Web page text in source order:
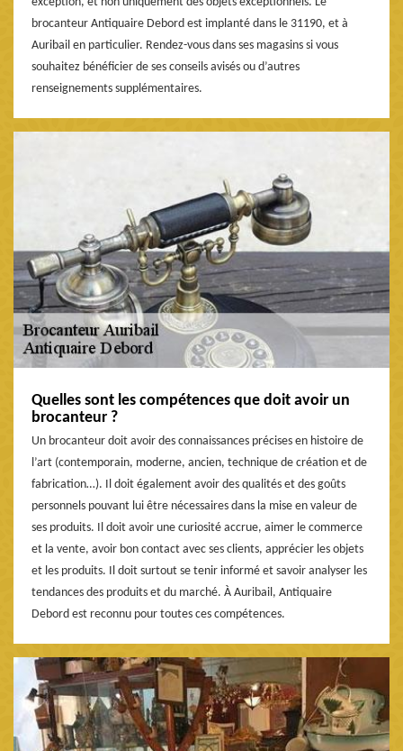
brocanteur Antiquaire Debord est implanté dans le 31190, et à
Auribail en particulier. Rendez-vous dans ses magasins si vous
souhaitez bénéficier de ses conseils avisés ou d’autres
renseignements supplémentaires.
Quelles sont les compétences que doit avoir un
brocanteur ?
Un brocanteur doit avoir des connaissances précises en histoire de
l’art (contemporain, moderne, ancien, technique de création et de
fabrication…). Il doit également avoir des qualités et des goûts
personnels pouvant lui être nécessaires dans la mise en valeur de
ses produits. Il doit avoir une curiosité accrue, aimer le commerce
et la vente, avoir bon contact avec ses clients, apprécier les objets
et les produits. Il doit surtout se tenir informé et savoir analyser les
tendances des produits et du marché. À Auribail, Antiquaire
Debord est reconnu pour toutes ces compétences.